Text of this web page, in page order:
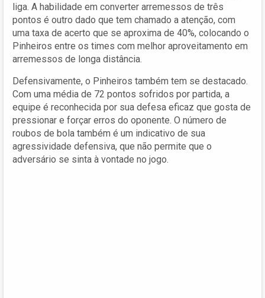
liga. A habilidade em converter arremessos de três
pontos é outro dado que tem chamado a atenção, com
uma taxa de acerto que se aproxima de 40%, colocando o
Pinheiros entre os times com melhor aproveitamento em
arremessos de longa distância.
Defensivamente, o Pinheiros também tem se destacado.
Com uma média de 72 pontos sofridos por partida, a
equipe é reconhecida por sua defesa eficaz que gosta de
pressionar e forçar erros do oponente. O número de
roubos de bola também é um indicativo de sua
agressividade defensiva, que não permite que o
adversário se sinta à vontade no jogo.